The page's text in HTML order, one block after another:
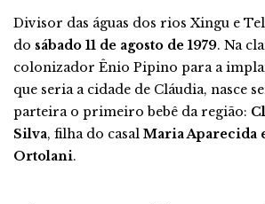
Divisor das águas dos rios Xingu e
do sábado 11 de agosto de 1979. Na
colonizador Ênio Pipino para a
que seria a cidade de Cláudia, nasce
parteira o primeiro bebê da região:
Silva, filha do casal Maria Aparecida
Ortolani.